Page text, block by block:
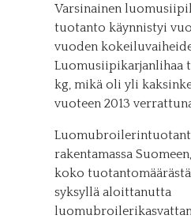
Varsinainen
tuotanto käynnistyi
vuoden
Luomusiipikarjanlihaa
kg, mikä oli yli
vuoteen 2013
rakentamassa
koko
syksyllä aloittanutta